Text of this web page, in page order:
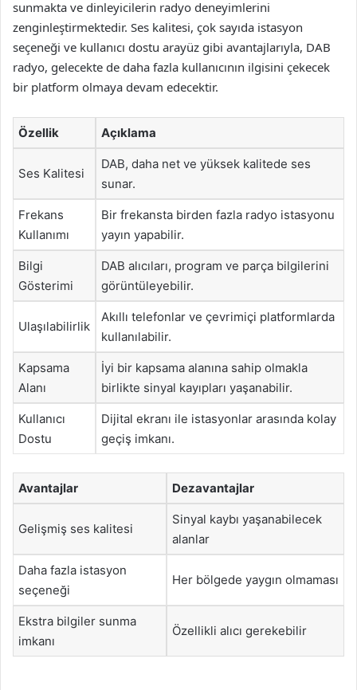
sunmakta ve dinleyicilerin radyo deneyimlerini
zenginleştirmektedir. Ses kalitesi, çok sayıda istasyon
seçeneği ve kullanıcı dostu arayüz gibi avantajlarıyla, DAB
radyo, gelecekte de daha fazla kullanıcının ilgisini çekecek
bir platform olmaya devam edecektir.
Özellik Açıklama
Ses Kalitesi
DAB, daha net ve yüksek kalitede ses
sunar.
Frekans
Kullanımı
Bir frekansta birden fazla radyo istasyonu
yayın yapabilir.
Bilgi
Gösterimi
DAB alıcıları, program ve parça bilgilerini
görüntüleyebilir.
Ulaşılabilirlik
Akıllı telefonlar ve çevrimiçi platformlarda
kullanılabilir.
Kapsama
Alanı
İyi bir kapsama alanına sahip olmakla
birlikte sinyal kayıpları yaşanabilir.
Kullanıcı
Dostu
Dijital ekranı ile istasyonlar arasında kolay
geçiş imkanı.
Avantajlar Dezavantajlar
Gelişmiş ses kalitesi
Sinyal kaybı yaşanabilecek
alanlar
Daha fazla istasyon
seçeneği
Her bölgede yaygın olmaması
Ekstra bilgiler sunma
imkanı
Özellikli alıcı gerekebilir